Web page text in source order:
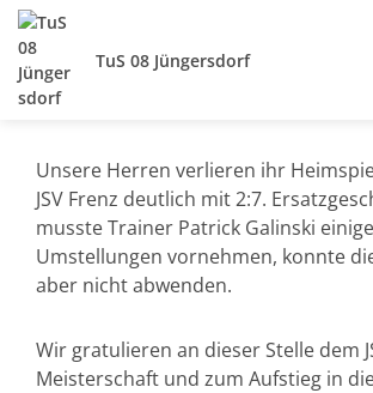
TuS 08 Jüngersdorf
Unsere Herren verlieren ihr
JSV Frenz deutlich mit 2:7.
musste Trainer Patrick Galinski einige
Umstellungen vornehmen, konnte
aber nicht abwenden.
Wir gratulieren an dieser Stelle dem
Meisterschaft und zum Aufstieg in